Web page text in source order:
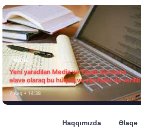
MEDİA
Yeni yaradılan Media və Yayım Şurasına
əlavə olaraq bu hüquq və vəzifələr də verilib
7 Avq • 14:38
Haqqımızda Əlaqə